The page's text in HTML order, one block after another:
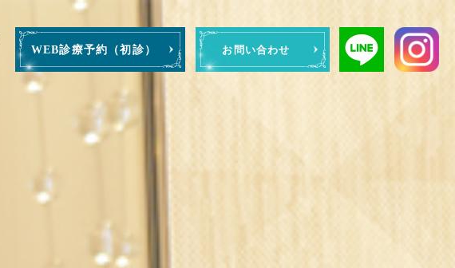
WEB診療予約（初診） お問い合わせ